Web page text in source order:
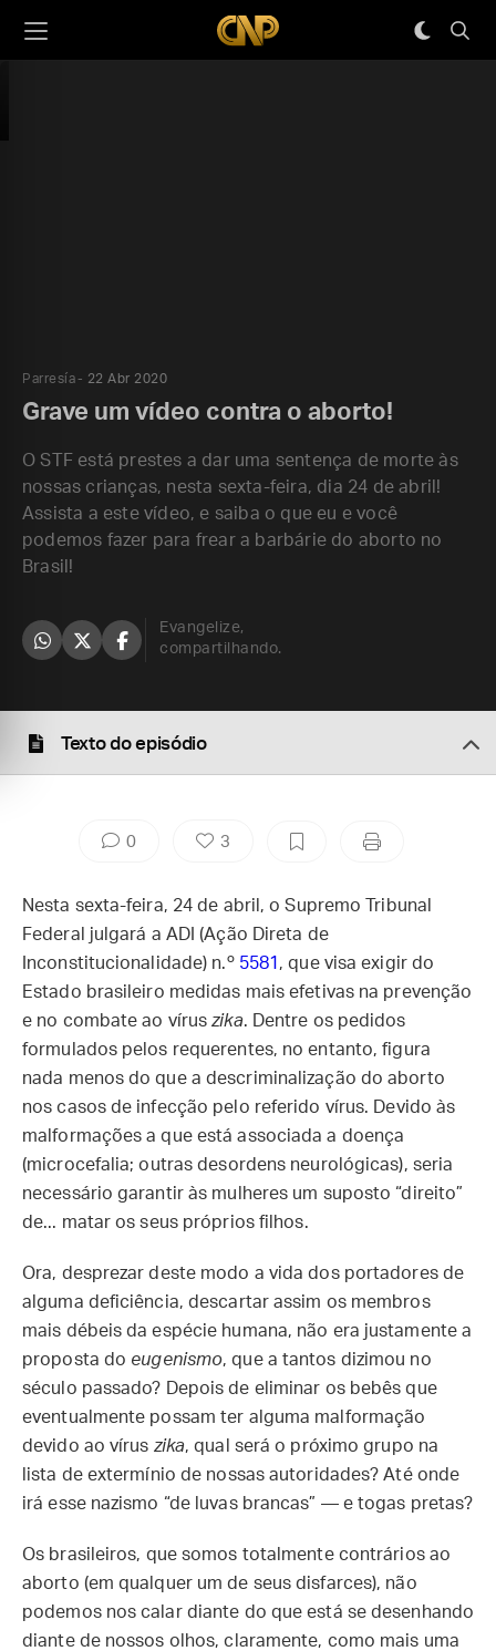
Parresía 22 Abr 2020
Grave um vídeo contra o aborto!
O STF está prestes a dar uma sentença de morte às
nossas crianças, nesta sexta-feira, dia 24 de abril!
Assista a este vídeo, e saiba o que eu e você
podemos fazer para frear a barbárie do aborto no
Brasil!
Evangelize,
compartilhando.
Texto do episódio
0 3
Nesta sexta-feira, 24 de abril, o Supremo Tribunal
Federal julgará a ADI (Ação Direta de
Inconstitucionalidade) n.º 5581 , que visa exigir do
Estado brasileiro medidas mais efetivas na prevenção
e no combate ao víruszika. Dentre os pedidos
formulados pelos requerentes, no entanto, figura
nada menos do que a descriminalização do aborto
nos casos de infecção pelo referido vírus. Devido às
malformações a que está associada a doença
(microcefalia; outras desordens neurológicas), seria
necessário garantir às mulheres um suposto “direito”
de... matar os seus próprios filhos.
Ora, desprezar deste modo a vida dos portadores de
alguma deficiência, descartar assim os membros
mais débeis da espécie humana, não era justamente a
proposta do eugenismo, que a tantos dizimou no
século passado? Depois de eliminar os bebês que
eventualmente possam ter alguma malformação
devido ao vírus zika, qual será o próximo grupo na
lista de extermínio de nossas autoridades? Até onde
irá esse nazismo “de luvas brancas” — e togas pretas?
Os brasileiros, que somos totalmente contrários ao
aborto (em qualquer um de seus disfarces), não
podemos nos calar diante do que está se desenhando
diante de nossos olhos, claramente, como mais uma